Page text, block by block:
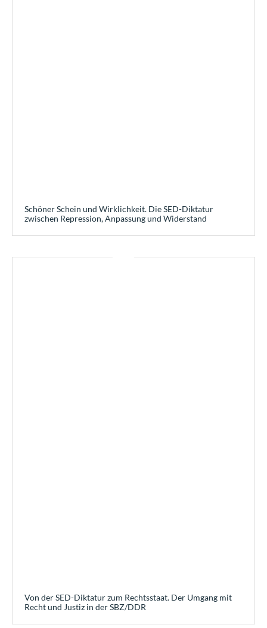
Schöner Schein und Wirklichkeit. Die SED-Diktatur
zwischen Repression, Anpassung und Widerstand
Von der SED-Diktatur zum Rechtsstaat. Der Umgang mit
Recht und Justiz in der SBZ/DDR